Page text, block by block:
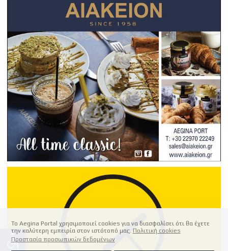
Το Aegina Portal χρησιμοποιεί cookies για να διασφαλίσει ότι θα έχετε
την καλύτερη εμπειρία στον ιστότοπό μας. Πολιτική cookies
Προστασία προσωπικών δεδομένων
accessible